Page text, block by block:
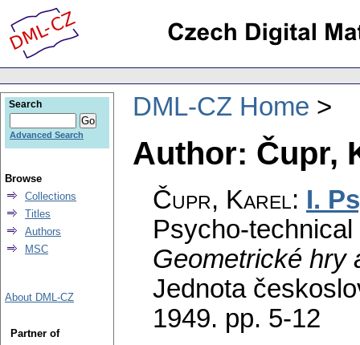
DML-CZ Home
Author: Čupr,
Čupr, Karel: I.
Psycho-
Geometrické hry
Jednota
1949. pp. 5-12
Search
Advanced Search
Browse
Collections
Titles
Authors
MSC
About DML-CZ
Partner of